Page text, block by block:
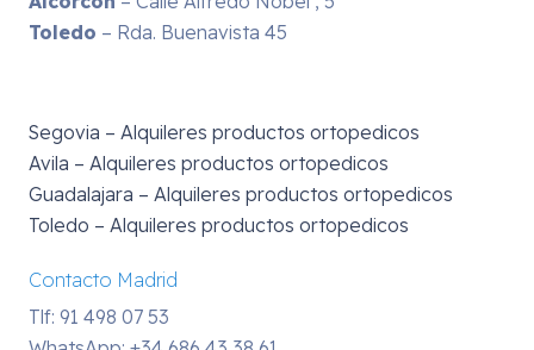
Toledo – Rda. Buenavista 45
Segovia – Alquileres productos ortopedicos
Avila – Alquileres productos ortopedicos
Guadalajara – Alquileres productos ortopedicos
Toledo – Alquileres productos ortopedicos
Contacto Madrid
Tlf: 91 498 07 53